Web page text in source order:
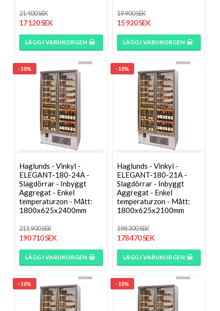
21 400 SEK
17 120 SEK
LÄGG I VARUKORGEN
19 900 SEK
15 920 SEK
LÄGG I VARUKORGEN
- 10%
Haglunds - Vinkyl -
ELEGANT-180-24A -
Slagdörrar - Inbyggt
Aggregat - Enkel
temperaturzon - Mått:
1800x625x2400mm
211 900 SEK
190 710 SEK
LÄGG I VARUKORGEN
- 10%
Haglunds - Vinkyl -
ELEGANT-180-21A -
Slagdörrar - Inbyggt
Aggregat - Enkel
temperaturzon - Mått:
1800x625x2100mm
198 300 SEK
178 470 SEK
LÄGG I VARUKORGEN
- 10% - 10%